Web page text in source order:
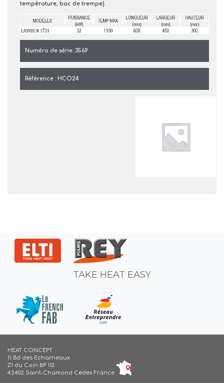
température, bac de trempe).
Numéro de série: 3569
Référence : HCO24
TAKE HEAT EASY
HEAT CONCEPT
11 Bd des Echarneaux
ZI du Coin BP 113
42402 Saint-Chamond Cedex France